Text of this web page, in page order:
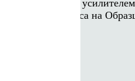
— пока только с
из нашего офиса на